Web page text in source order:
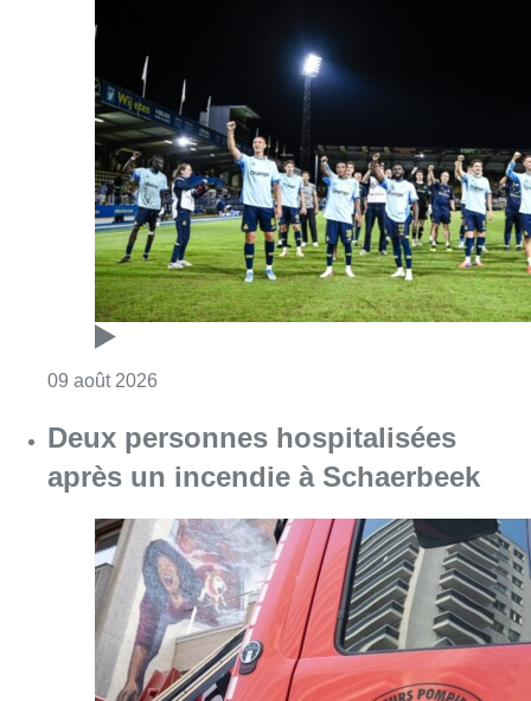
09 août 2026 Consulter l'article "L’Union Saint-Gilloise
Deux personnes hospitalisées
après un incendie à Schaerbeek
09 août 2026Consulter l'article "Deux personnes
Un nouveau club de MMA ouvre
ses portes à Evere : “C’est pas